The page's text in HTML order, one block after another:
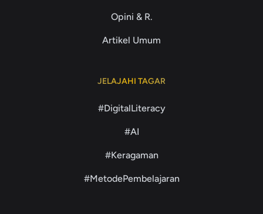
Opini & R.
Artikel Umum
JELAJAHI TAGAR
#DigitalLiteracy
#AI
#Keragaman
#MetodePembelajaran